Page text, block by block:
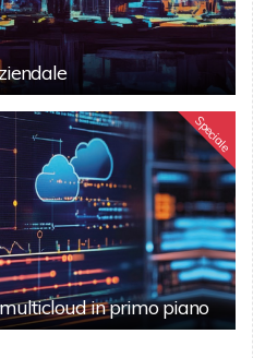
Speciale
in primo piano